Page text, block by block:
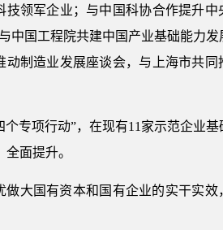
领军企业；与中国科协合作提升中
国工程院共建中国产业基础能力发
制造业发展座谈会，与上海市共同
专项行动”，在现有11家示范企业基
面提升。
大国有资本和国有企业的实干实效